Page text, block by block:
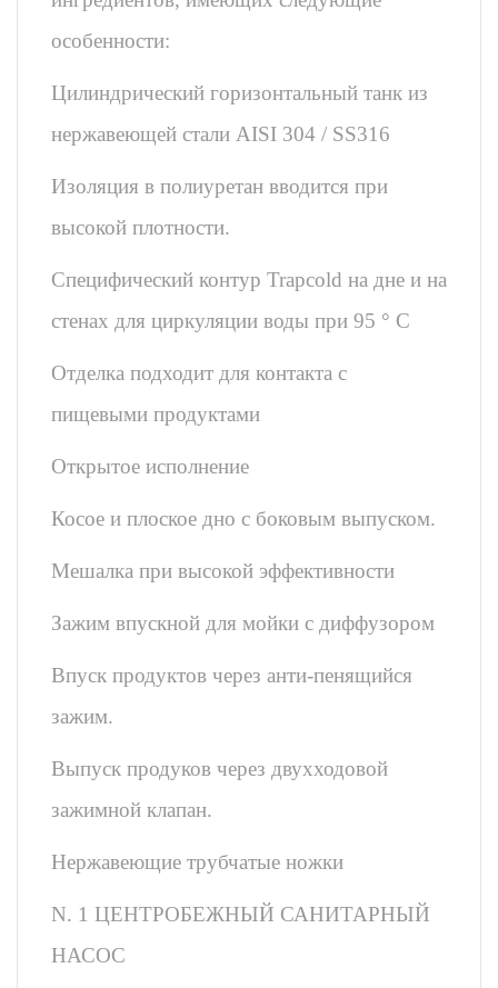
особенности:
Цилиндрический горизонтальный танк из
нержавеющей стали AISI 304 / SS316
Изоляция в полиуретан вводится при
высокой плотности.
Специфический контур Trapcold на дне и на
стенах для циркуляции воды при 95 ° C
Отделка подходит для контакта с
пищевыми продуктами
Открытое исполнение
Косое и плоское дно с боковым выпуском.
Мешалка при высокой эффективности
Зажим впускной для мойки с диффузором
Впуск продуктов через анти-пенящийся
зажим.
Выпуск продуков через двухходовой
зажимной клапан.
Нержавеющие трубчатые ножки
N. 1 ЦЕНТРОБЕЖНЫЙ САНИТАРНЫЙ
НАСОС